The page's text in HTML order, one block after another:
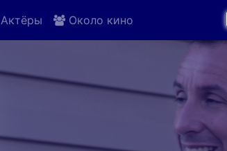
Актёры Около кино